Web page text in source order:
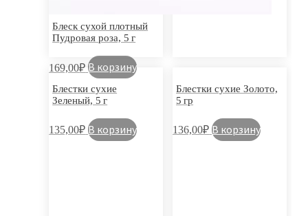
Блеск сухой плотный
Пудровая роза, 5 г
169,00₽ В корзину
Блестки сухие
Зеленый, 5 г
135,00₽ В корзину
Блестки сухие Золото,
5 гр
136,00₽ В корзину